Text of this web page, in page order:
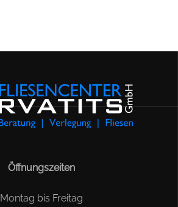
Öffnungszeiten
Montag bis Freitag